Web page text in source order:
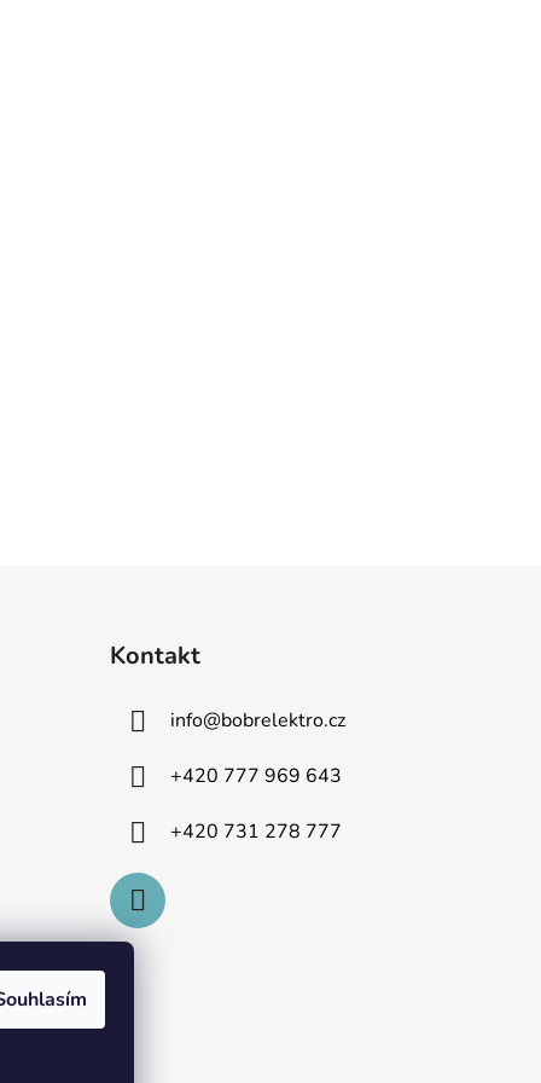
Kontakt
info@bobrelektro.cz
+420 777 969 643
+420 731 278 777